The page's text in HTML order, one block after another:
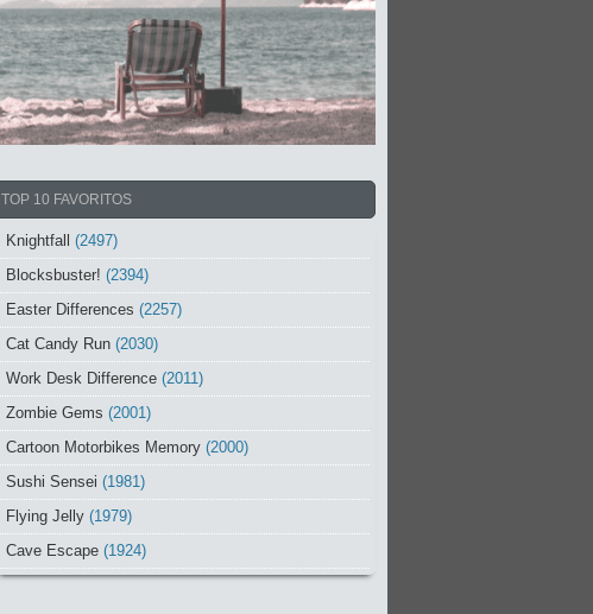
TOP 10 FAVORITOS
Knightfall (2497)
Blocksbuster! (2394)
Easter Differences (2257)
Cat Candy Run (2030)
Work Desk Difference (2011)
Zombie Gems (2001)
Cartoon Motorbikes Memory (2000)
Sushi Sensei (1981)
Flying Jelly (1979)
Cave Escape (1924)